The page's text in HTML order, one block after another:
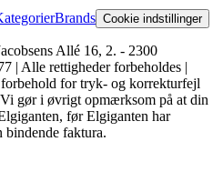
Brands Cookie indstillinger
Allé 16, 2. - 2300
| Alle rettigheder forbeholdes |
for tryk- og korrekturfejl
gør i øvrigt opmærksom på at din
før Elgiganten har
bindende faktura.